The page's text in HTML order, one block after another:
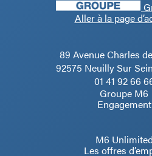
Aller à la page
89 Avenue Charles
92575 Neuilly Sur
01 41 92 66
Groupe M6
Engagement
M6 Unlimited
Les offres